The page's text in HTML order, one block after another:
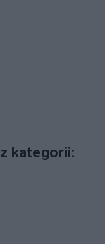
kategorii: